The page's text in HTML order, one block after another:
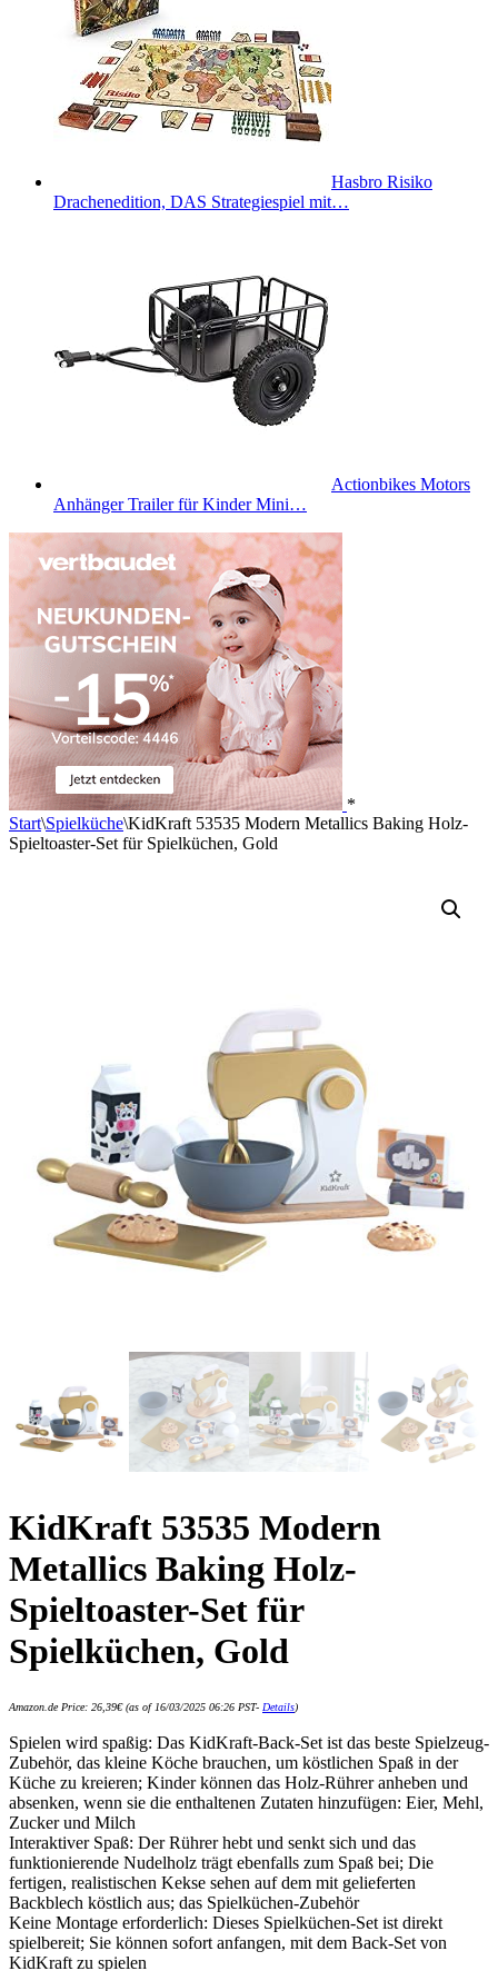
Hasbro Risiko
Drachenedition, DAS Strategiespiel mit…
Actionbikes Motors
Anhänger Trailer für Kinder Mini…
*
Start\Spielküche\KidKraft 53535 Modern Metallics Baking Holz-
Spieltoaster-Set für Spielküchen, Gold
KidKraft 53535 Modern
Metallics Baking Holz-
Spieltoaster-Set für
Spielküchen, Gold
Amazon.de Price: 26,39€(as of 16/03/2025 06:26 PST- Details)
Spielen wird spaßig: Das KidKraft-Back-Set ist das beste Spielzeug-
Zubehör, das kleine Köche brauchen, um köstlichen Spaß in der
Küche zu kreieren; Kinder können das Holz-Rührer anheben und
absenken, wenn sie die enthaltenen Zutaten hinzufügen: Eier, Mehl,
Zucker und Milch
Interaktiver Spaß: Der Rührer hebt und senkt sich und das
funktionierende Nudelholz trägt ebenfalls zum Spaß bei; Die
fertigen, realistischen Kekse sehen auf dem mit gelieferten
Backblech köstlich aus; das Spielküchen-Zubehör
Keine Montage erforderlich: Dieses Spielküchen-Set ist direkt
spielbereit; Sie können sofort anfangen, mit dem Back-Set von
KidKraft zu spielen